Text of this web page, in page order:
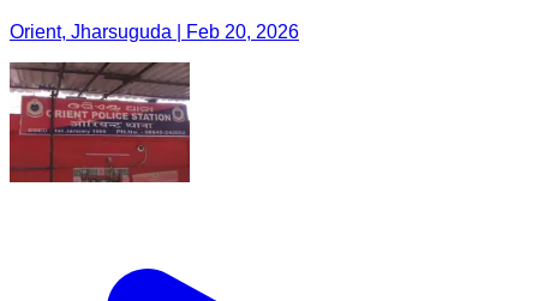
Orient, Jharsuguda | Feb 20, 2026